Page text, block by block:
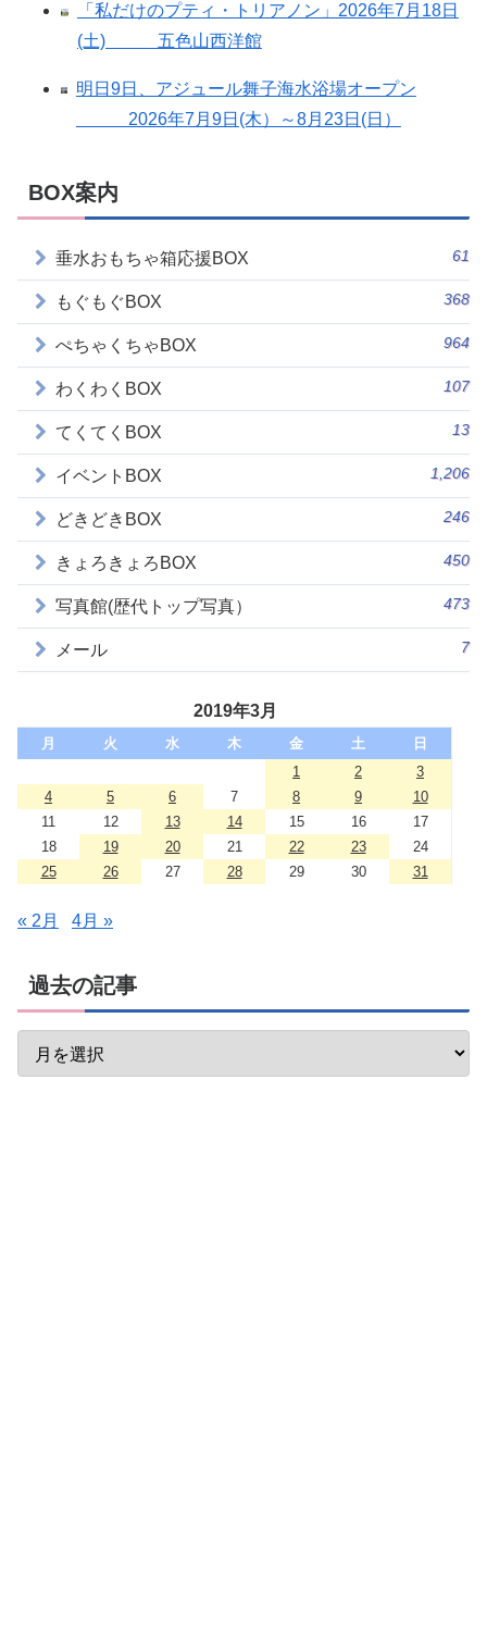
「私だけのプティ・トリアノン」2026年7月18日
(土) 五色山西洋館
明日9日、アジュール舞子海水浴場オープン
2026年7月9日(木）～8月23日(日）
BOX案内
垂水おもちゃ箱応援BOX 61
もぐもぐBOX 368
ぺちゃくちゃBOX 964
わくわくBOX 107
てくてくBOX 13
イベントBOX 1,206
どきどきBOX 246
きょろきょろBOX 450
写真館(歴代トップ写真） 473
メール 7
2019年3月
月 火 水 木 金 土
日
1
2
3
4
5 6 7 8 9
10
11
12 13 14 15 16
17
18
19 20 21 22 23
24
25
26 27 28 29 30 31
« 2月 4月 »
過去の記事